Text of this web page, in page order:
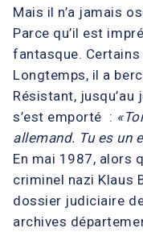
Mais il n’a jamais
Parce qu’il est
fantasque.
Longtemps, il a
Résistant, jusqu’au
s’est emporté :
allemand. Tu es un
En mai 1987, alors
criminel nazi Klaus
dossier judiciaire
archives